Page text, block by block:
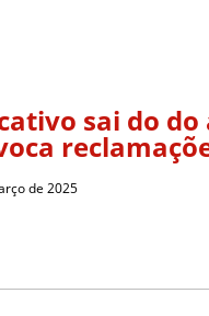
sai do do
de 2025